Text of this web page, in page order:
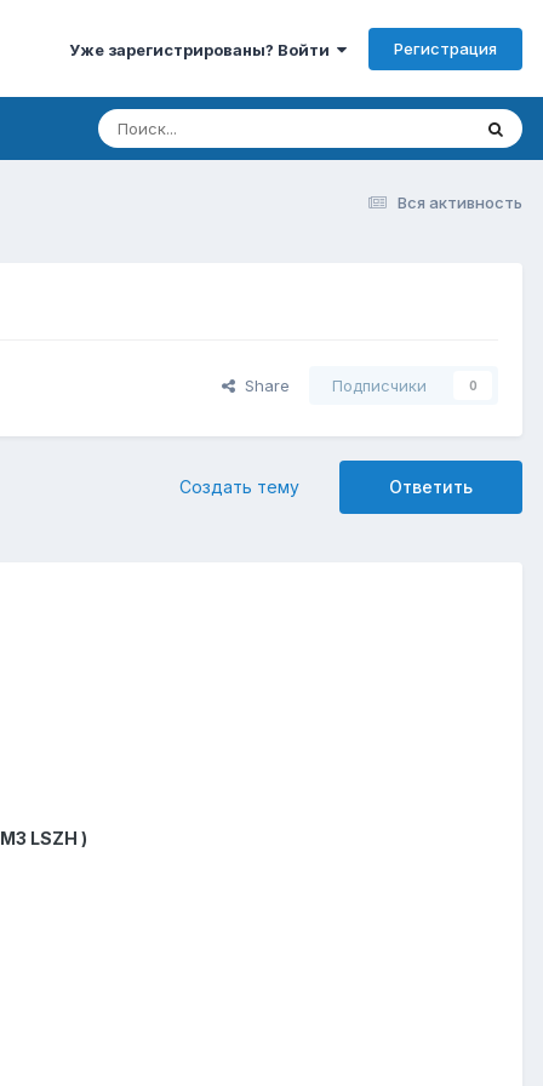
Уже зарегистрированы? Войти Регистрация
Вся активность
Share Подписчики 0
Ответить
Создать тему
LSZH )